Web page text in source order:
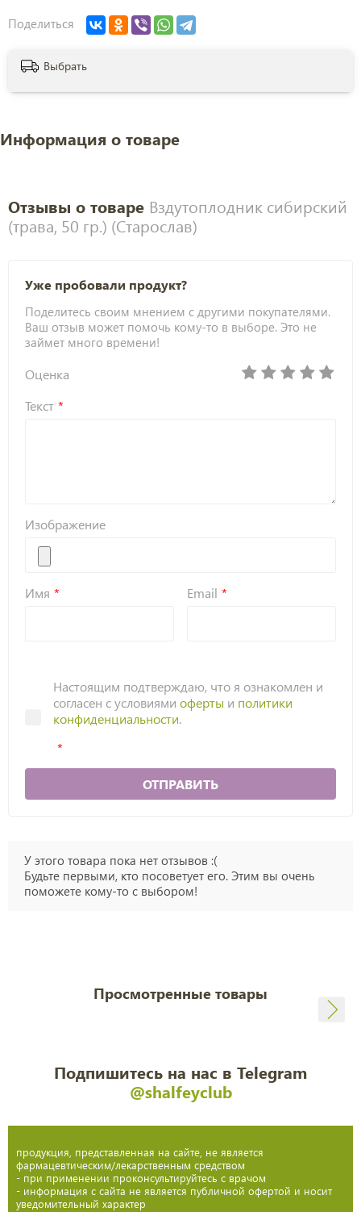
Поделиться
Выбрать
Информация о товаре
Отзывы о товаре Вздутоплодник сибирский
(трава, 50 гр.) (Старослав)
Уже пробовали продукт?
Поделитесь своим мнением с другими покупателями.
Ваш отзыв может помочь кому-то в выборе. Это не
займет много времени!
Оценка
Текст
Изображение
Имя Email
Настоящим подтверждаю, что я ознакомлен и
согласен с условиями оферты и политики
конфиденциальности.
ОТПРАВИТЬ
У этого товара пока нет отзывов :(
Будьте первыми, кто посоветует его. Этим вы очень
поможете кому-то с выбором!
Просмотренные товары
Подпишитесь на нас в Telegram
@shalfeyclub
продукция, представленная на сайте, не является
фармацевтическим/лекарственным средством
- при применении проконсультируйтесь с врачом
- информация с сайта не является публичной офертой и носит
уведомительный характер